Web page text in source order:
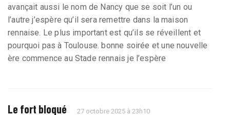
avançait aussi le nom de Nancy que se soit l’un ou
l’autre j’espère qu’il sera remettre dans la maison
rennaise. Le plus important est qu’ils se réveillent et
pourquoi pas à Toulouse. bonne soirée et une nouvelle
ère commence au Stade rennais je l’espère
Le fort bloqué 27 octobre 2025 à 23h10